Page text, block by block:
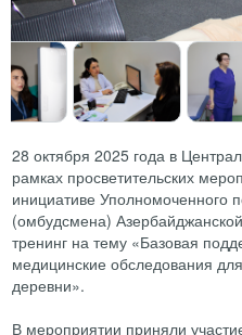
28 октября 2025 года в
рамках просветительских
инициативе Уполномоченного
(омбудсмена)
тренинг на тему «Базовая
медицинские обследования
деревни».
В мероприятии приняли